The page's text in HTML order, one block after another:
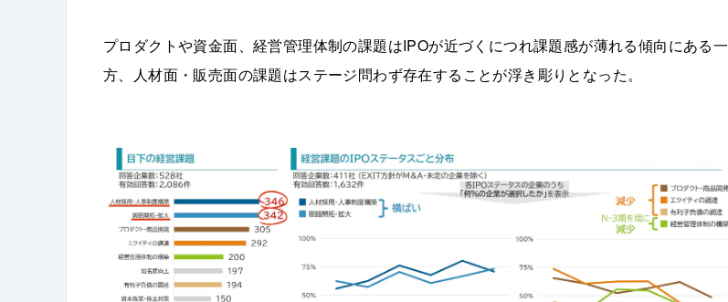
プロダクトや資金面、経営管理体制の課題はIPOが近づくにつれ課題感が薄れる傾向にある一
方、人材面・販売面の課題はステージ問わず存在することが浮き彫りとなった。